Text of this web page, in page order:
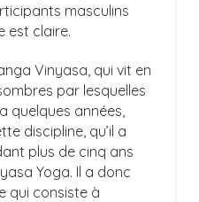
masculins
est claire.
Vinyasa, qui vit en
par lesquelles
quelques années,
discipline, qu’il a
plus de cinq ans
Yoga. Il a donc
qui consiste à